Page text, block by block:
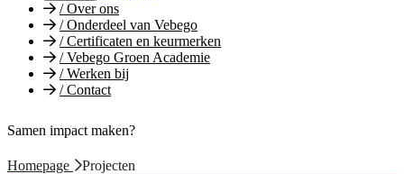
/Over ons
/Onderdeel van Vebego
/Certificaten en keurmerken
/Vebego Groen Academie
/Werken bij
/Contact
Samen impact maken?
Homepage Projecten